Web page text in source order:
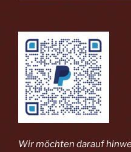
Wir möchten darauf